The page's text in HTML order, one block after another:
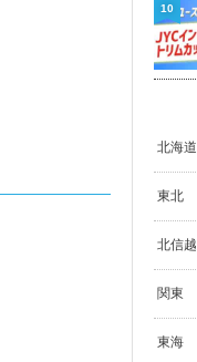
10
北海道
東北
北信越
関東
東海